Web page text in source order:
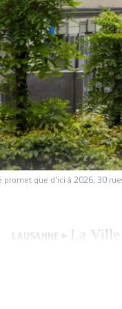
promet que d'ici à 2026, 30
LAUSANNE
La Ville